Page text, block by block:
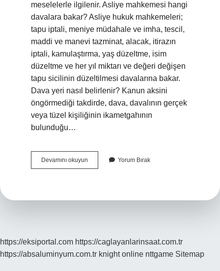
meselelerle ilgilenir. Asliye mahkemesi hangi
davalara bakar? Asliye hukuk mahkemeleri;
tapu iptali, meniye müdahale ve imha, tescil,
maddi ve manevi tazminat, alacak, itirazın
iptali, kamulaştırma, yaş düzeltme, isim
düzeltme ve her yıl miktarı ve değeri değişen
tapu sicilinin düzeltilmesi davalarına bakar.
Dava yeri nasıl belirlenir? Kanun aksini
öngörmediği takdirde, dava, davalının gerçek
veya tüzel kişiliğinin ikametgahının
bulunduğu…
Devamını okuyun
Dava
Yorum Bırak
https://eksiportal.com https://caglayanlarinsaat.com.tr
https://absaluminyum.com.tr knight online nttgame Sitemap